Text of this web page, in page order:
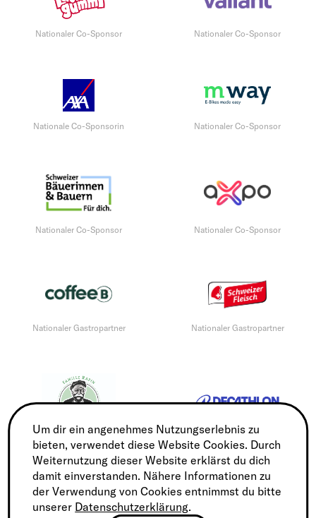
Nationaler Co-Sponsor Nationaler Co-Sponsor
Nationale Co-Sponsorin Nationaler Co-Sponsor
Nationaler Co-Sponsor Nationaler Co-Sponsor
Nationaler Gastropartner Nationaler Gastropartner
Nationaler Gastropartner Sports Partner
Um dir ein angenehmes Nutzungserlebnis zu
bieten, verwendet diese Website Cookies. Durch
Weiternutzung dieser Website erklärst du dich
damit einverstanden. Nähere Informationen zu
der Verwendung von Cookies entnimmst du bitte
unserer Datenschutzerklärung.